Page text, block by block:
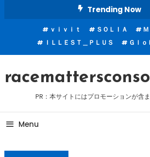
Trending Now
ｖｉｖｉｔ ＳＯＬＩＡ
ＩＬＬＥＳＴ＿ＰＬＵＳ
Ｇｌｏ
PR：本サイトにはプロモーションが含
Menu